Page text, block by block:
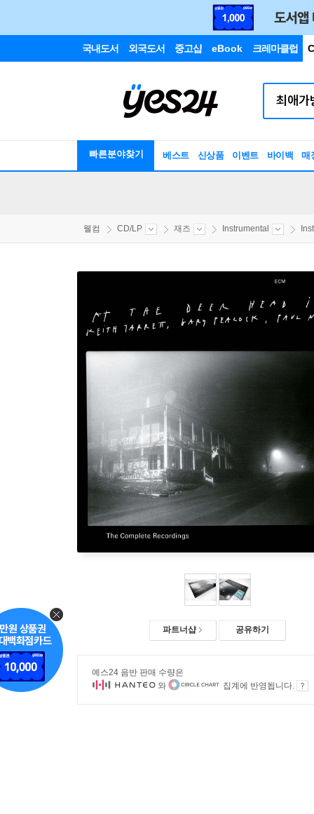
국내도서 외국도서 중고샵 eBook 크레마클럽
빠른분야찾기 베스트 신상품 이벤트 바이백 매
웰컴 CD/LP 재즈 Instrumental
파트너샵 공유하기
예스24 음반 판매 수량은
와
집계에 반영됩니다.